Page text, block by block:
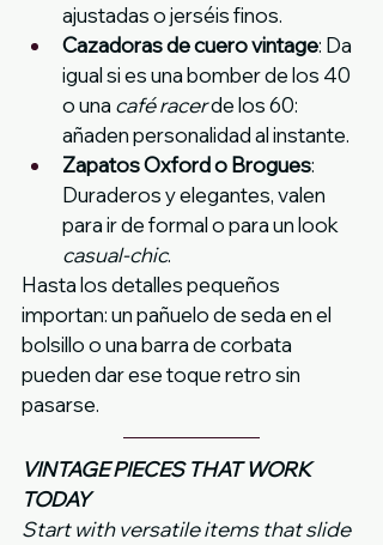
ajustadas o jerséis finos.
Cazadoras de cuero vintage: Da
igual si es una bomber de los 40
o una café racer de los 60:
añaden personalidad al instante.
Zapatos Oxford o Brogues:
Duraderos y elegantes, valen
para ir de formal o para un look
casual-chic.
Hasta los detalles pequeños
importan: un pañuelo de seda en el
bolsillo o una barra de corbata
pueden dar ese toque retro sin
pasarse.
VINTAGE PIECES THAT WORK
TODAY
Start with versatile items that slide